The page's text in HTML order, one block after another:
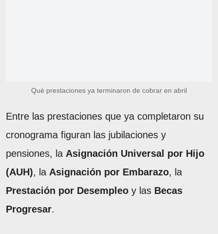
Qué prestaciones ya terminaron de cobrar en abril
Entre las prestaciones que ya completaron su
cronograma figuran las jubilaciones y
pensiones, la Asignación Universal por Hijo
(AUH), la Asignación por Embarazo, la
Prestación por Desempleo y las Becas
Progresar.